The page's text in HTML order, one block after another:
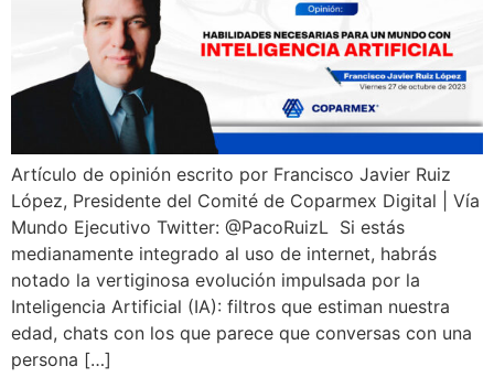
Artículo de opinión escrito por Francisco Javier Ruiz
López, Presidente del Comité de Coparmex Digital | Vía
Mundo Ejecutivo Twitter: @PacoRuizL Si estás
medianamente integrado al uso de internet, habrás
notado la vertiginosa evolución impulsada por la
Inteligencia Artificial (IA): filtros que estiman nuestra
edad, chats con los que parece que conversas con una
persona […]